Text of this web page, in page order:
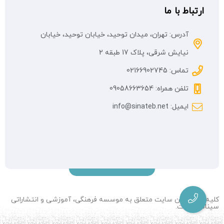
ارتباط با ما
آدرس: تهران، میدان توحید، خیابان توحید، خیابان
نیایش شرقی، پلاک 17 طبقه 2
تماس: 02166902745
تلفن همراه: 09058663654
ایمیل: info@sinateb.net
کلیه حقوق این سایت متعلق به موسسه فرهنگی، آموزشی و انتشاراتی
سیناطب است.